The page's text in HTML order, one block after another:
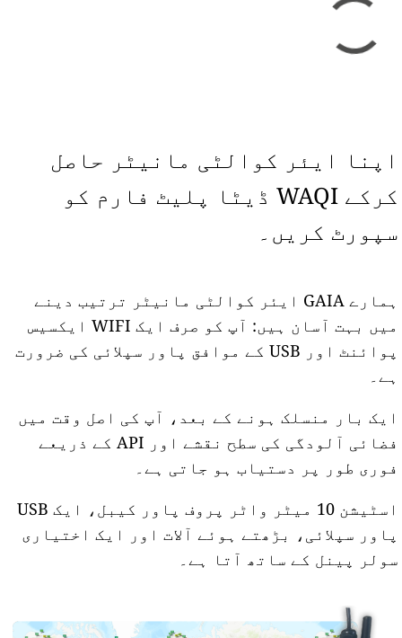
اپنا ایئر کوالٹی مانیٹر حاصل
کرکے WAQI ڈیٹا پلیٹ فارم کو
سپورٹ کریں۔
ہمارے GAIA ایئر کوالٹی مانیٹر ترتیب دینے
میں بہت آسان ہیں: آپ کو صرف ایک WIFI ایکسیس
پوائنٹ اور USB کے موافق پاور سپلائی کی ضرورت
ہے۔
ایک بار منسلک ہونے کے بعد، آپ کی اصل وقت میں
فضائی آلودگی کی سطح نقشے اور API کے ذریعے
فوری طور پر دستیاب ہو جاتی ہے۔
اسٹیشن 10 میٹر واٹر پروف پاور کیبل، ایک USB
پاور سپلائی، بڑھتے ہوئے آلات اور ایک اختیاری
سولر پینل کے ساتھ آتا ہے۔